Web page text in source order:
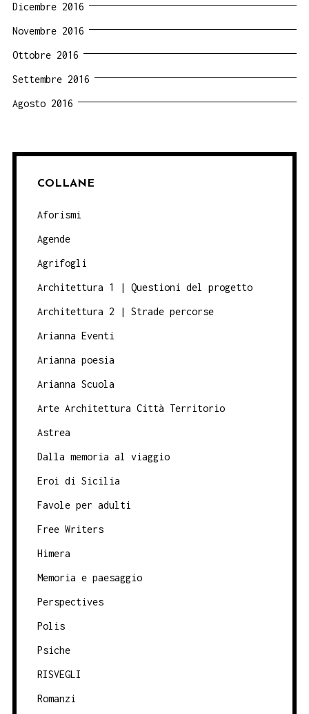
Dicembre 2016
Novembre 2016
Ottobre 2016
Settembre 2016
Agosto 2016
COLLANE
Aforismi
Agende
Agrifogli
Architettura 1 | Questioni del progetto
Architettura 2 | Strade percorse
Arianna Eventi
Arianna poesia
Arianna Scuola
Arte Architettura Città Territorio
Astrea
Dalla memoria al viaggio
Eroi di Sicilia
Favole per adulti
Free Writers
Himera
Memoria e paesaggio
Perspectives
Polis
Psiche
RISVEGLI
Romanzi